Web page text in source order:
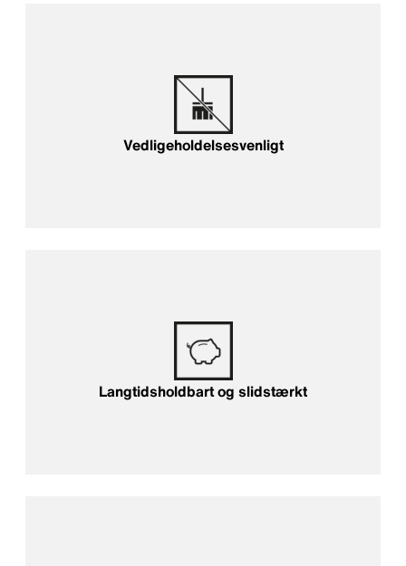
Vedligeholdelsesvenligt
Langtidsholdbart og slidstærkt